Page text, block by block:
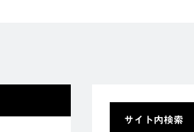
サイト内検索